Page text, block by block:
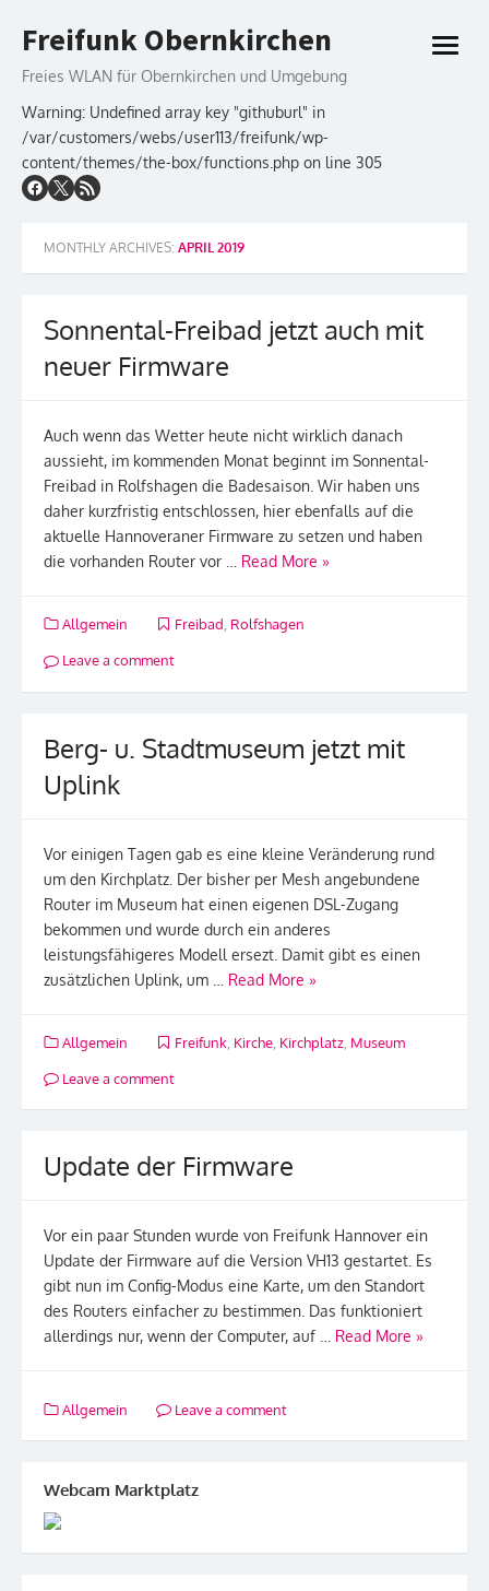
to
Freifunk Obernkirchen
Freies WLAN für Obernkirchen und Umgebung
Warning: Undefined array key "githuburl" in
/var/customers/webs/user113/freifunk/wp-
content/themes/the-box/functions.php on line 305
open
MONTHLY ARCHIVES: APRIL 2019
Sonnental-Freibad jetzt auch mit
neuer Firmware
Auch wenn das Wetter heute nicht wirklich danach
aussieht, im kommenden Monat beginnt im Sonnental-
Freibad in Rolfshagen die Badesaison. Wir haben uns
daher kurzfristig entschlossen, hier ebenfalls auf die
aktuelle Hannoveraner Firmware zu setzen und haben
die vorhanden Router vor … Read More »
Allgemein Freibad Rolfshagen
Leave a comment
Berg- u. Stadtmuseum jetzt mit
Uplink
Vor einigen Tagen gab es eine kleine Veränderung rund
um den Kirchplatz. Der bisher per Mesh angebundene
Router im Museum hat einen eigenen DSL-Zugang
bekommen und wurde durch ein anderes
leistungsfähigeres Modell ersezt. Damit gibt es einen
zusätzlichen Uplink, um … Read More »
Allgemein Freifunk Kirche, Kirchplatz, Museum
Leave a comment
Update der Firmware
Vor ein paar Stunden wurde von Freifunk Hannover ein
Update der Firmware auf die Version VH13 gestartet. Es
gibt nun im Config-Modus eine Karte, um den Standort
des Routers einfacher zu bestimmen. Das funktioniert
allerdings nur, wenn der Computer, auf … Read More »
Allgemein Leave a comment
Webcam Marktplatz